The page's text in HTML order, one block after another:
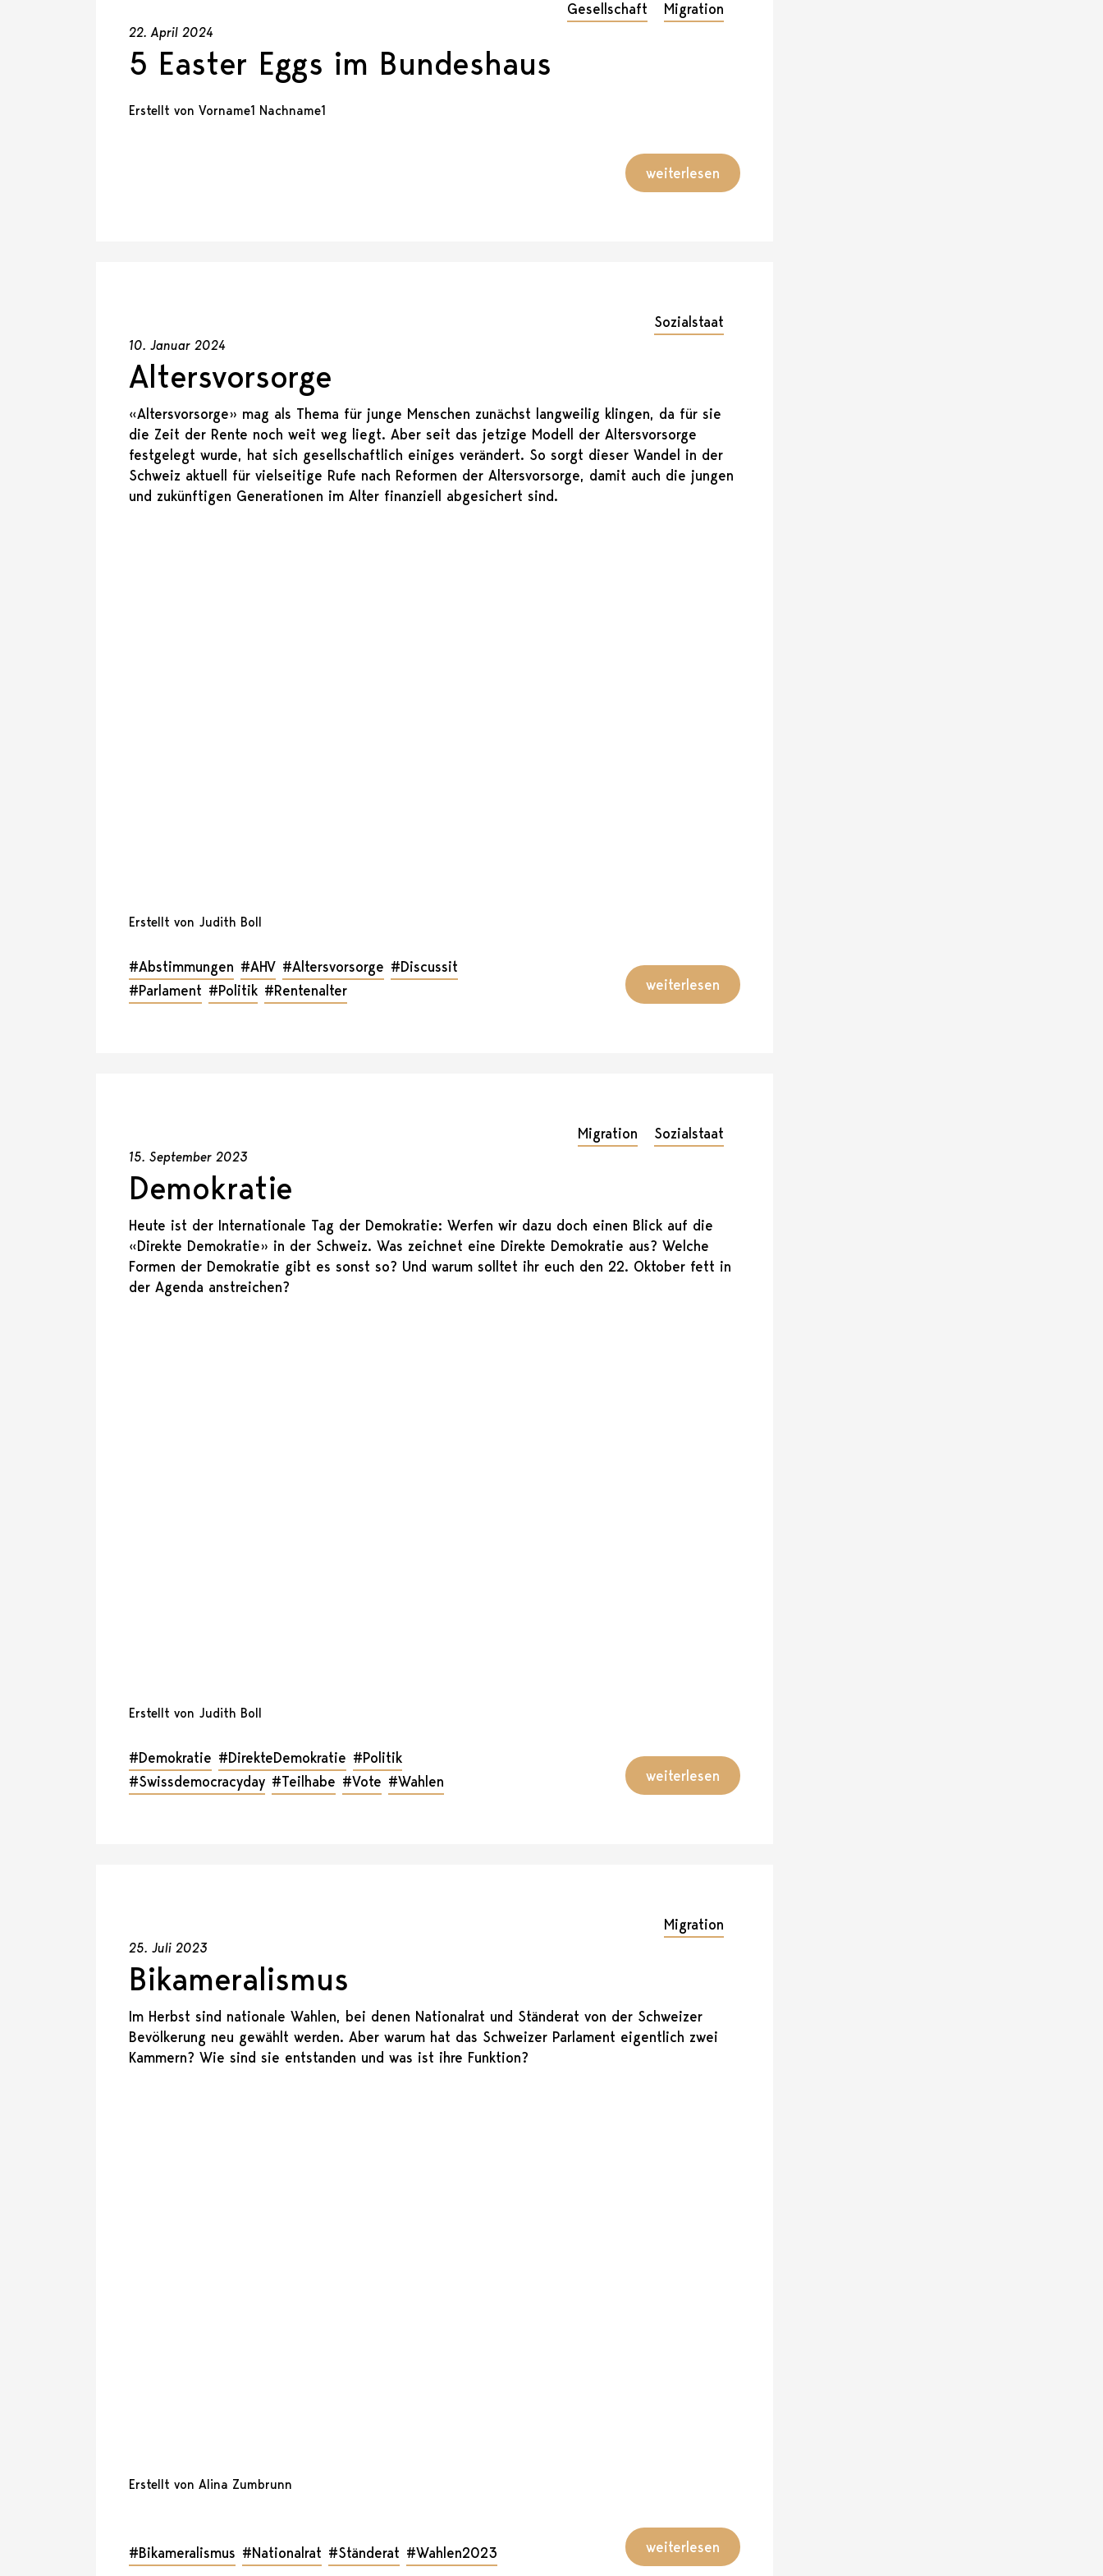
Gesellschaft Migration
22. April 2024
5 Easter Eggs im Bundeshaus
Erstellt von Vorname1 Nachname1
weiterlesen
Sozialstaat
10. Januar 2024
Altersvorsorge
«Altersvorsorge» mag als Thema für junge Menschen zunächst langweilig klingen, da für sie
die Zeit der Rente noch weit weg liegt. Aber seit das jetzige Modell der Altersvorsorge
festgelegt wurde, hat sich gesellschaftlich einiges verändert. So sorgt dieser Wandel in der
Schweiz aktuell für vielseitige Rufe nach Reformen der Altersvorsorge, damit auch die jungen
und zukünftigen Generationen im Alter finanziell abgesichert sind.
Erstellt von Judith Boll
#Abstimmungen #AHV #Altersvorsorge #Discussit
#Parlament #Politik #Rentenalter weiterlesen
Migration Sozialstaat
15. September 2023
Demokratie
Heute ist der Internationale Tag der Demokratie: Werfen wir dazu doch einen Blick auf die
«Direkte Demokratie» in der Schweiz. Was zeichnet eine Direkte Demokratie aus? Welche
Formen der Demokratie gibt es sonst so? Und warum solltet ihr euch den 22. Oktober fett in
der Agenda anstreichen?
Erstellt von Judith Boll
#Demokratie #DirekteDemokratie #Politik
#Swissdemocracyday #Teilhabe #Vote #Wahlen weiterlesen
Migration
25. Juli 2023
Bikameralismus
Im Herbst sind nationale Wahlen, bei denen Nationalrat und Ständerat von der Schweizer
Bevölkerung neu gewählt werden. Aber warum hat das Schweizer Parlament eigentlich zwei
Kammern? Wie sind sie entstanden und was ist ihre Funktion?
Erstellt von Alina Zumbrunn
#Bikameralismus #Nationalrat #Ständerat #Wahlen2023 weiterlesen